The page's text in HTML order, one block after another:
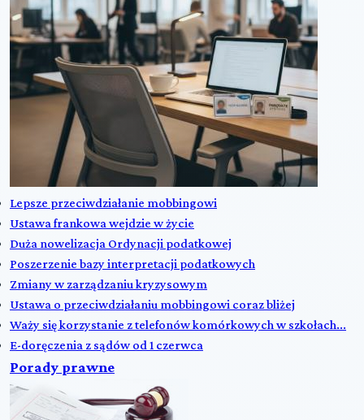
Lepsze przeciwdziałanie mobbingowi
Ustawa frankowa wejdzie w życie
Duża nowelizacja Ordynacji podatkowej
Poszerzenie bazy interpretacji podatkowych
Zmiany w zarządzaniu kryzysowym
Ustawa o przeciwdziałaniu mobbingowi coraz bliżej
Waży się korzystanie z telefonów komórkowych w szkołach...
E-doręczenia z sądów od 1 czerwca
Porady prawne